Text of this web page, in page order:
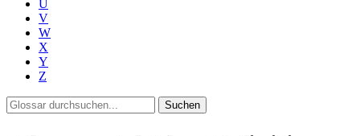
U
V
W
X
Y
Z
Suchen